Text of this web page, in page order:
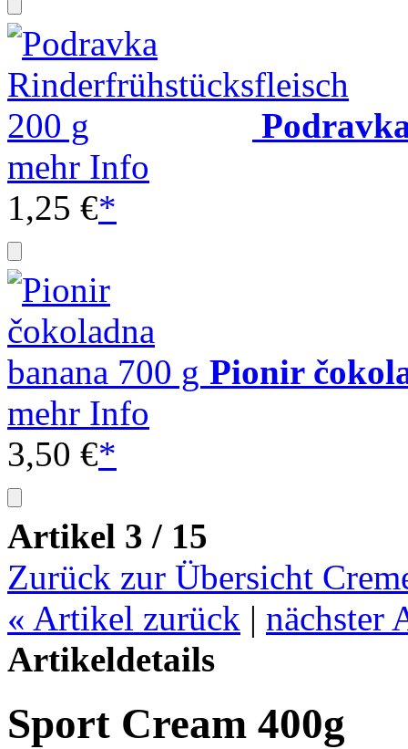
mehr Info
1,25 €*
Pionir
mehr Info
3,50 €*
Artikel 3 / 15
Zurück zur Übersicht
« Artikel zurück | nächster
Artikeldetails
Sport Cream 400g